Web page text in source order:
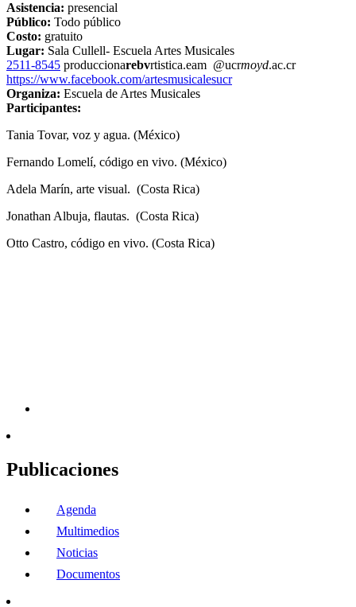
Asistencia: presencial
Público: Todo público
Costo: gratuito
Lugar: Sala Cullell- Escuela Artes Musicales
2511-8545 produccionarebvrtistica.eam @ucrmoyd.ac.cr
https://www.facebook.com/artesmusicalesucr
Organiza: Escuela de Artes Musicales
Participantes:
Tania Tovar, voz y agua. (México)
Fernando Lomelí, código en vivo. (México)
Adela Marín, arte visual. (Costa Rica)
Jonathan Albuja, flautas. (Costa Rica)
Otto Castro, código en vivo. (Costa Rica)
Publicaciones
Agenda
Multimedios
Noticias
Documentos